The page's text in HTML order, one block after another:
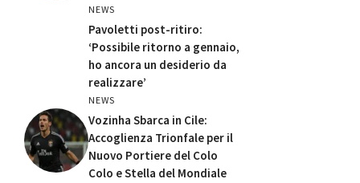
NEWS
Pavoletti post-ritiro:
‘Possibile ritorno a gennaio,
ho ancora un desiderio da
realizzare’
NEWS
Vozinha Sbarca in Cile:
Accoglienza Trionfale per il
Nuovo Portiere del Colo
Colo e Stella del Mondiale